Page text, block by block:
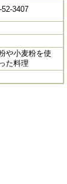
3407
や小麦粉を使
た料理